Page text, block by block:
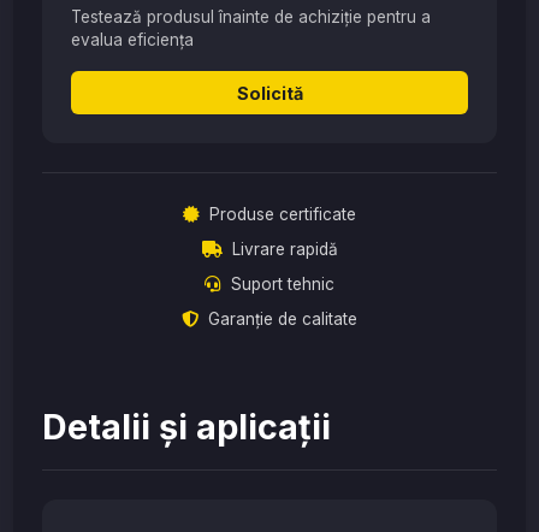
Testează produsul înainte de achiziție pentru a
evalua eficiența
Solicită
Produse certificate
Livrare rapidă
Suport tehnic
Garanție de calitate
Detalii și aplicații